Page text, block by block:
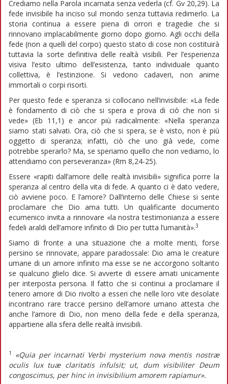
Crediamo nella Parola incarnata senza vederla (cf. Gv 20,29). La
fede invisibile ha inciso sul mondo senza tuttavia redimerlo. La
storia continua a essere piena di orrori e tragedie che si
rinnovano implacabilmente giorno dopo giorno. Agli occhi della
fede (non a quelli del corpo) questo stato di cose non costituirà
tuttavia la sorte definitiva delle realtà visibili. Per l’esperienza
visiva l’esito ultimo dell’esistenza, tanto individuale quanto
collettiva, è l’estinzione. Si vedono cadaveri, non anime
immortali o corpi risorti.
Per questo fede e speranza si collocano nell’invisibile: «La fede
è fondamento di ciò che si spera e prova di ciò che non si
vede» (Eb 11,1) e ancor più radicalmente: «Nella speranza
siamo stati salvati. Ora, ciò che si spera, se è visto, non è più
oggetto di speranza; infatti, ciò che uno già vede, come
potrebbe sperarlo? Ma, se speriamo quello che non vediamo, lo
attendiamo con perseveranza» (Rm 8,24-25).
Essere «rapiti dall’amore delle realtà invisibili» significa porre la
speranza al centro della vita di fede. A quanto ci è dato vedere,
ciò avviene poco. E l’amore? Dall’interno delle Chiese si sente
proclamare che Dio ama tutti. Un qualificante documento
ecumenico invita a rinnovare «la nostra testimonianza a essere
fedeli araldi dell’amore infinito di Dio per tutta l’umanità».3
Siamo di fronte a una situazione che a molte menti, forse
persino se rinnovate, appare paradossale: Dio ama le creature
umane di un amore infinito ma esse se ne accorgono soltanto
se qualcuno glielo dice. Si avverte di essere amati unicamente
per interposta persona. Il fatto che si continui a proclamare il
tenero amore di Dio rivolto a esseri che nelle loro vite desolate
incontrano rare tracce persino dell’amore umano attesta che
anche l’amore di Dio, non meno della fede e della speranza,
appartiene alla sfera delle realtà invisibili.
1
«Quia per incarnati Verbi mysterium nova mentis nostræ
oculis lux tuæ claritatis infulsit; ut, dum visibiliter Deum
congoscimus, per hinc in invisibilium amorem rapiamur».